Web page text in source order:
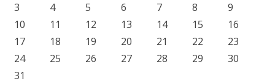
3
4 5 6 7 8
9
10
11 12 13 14 15
16
17
18 19 20 21 22
23
24
25 26 27 28 29
30
31